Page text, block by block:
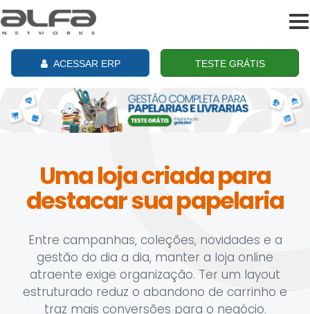
ACESSAR ERP TESTE GRÁTIS
Uma loja criada para
destacar sua papelaria
Entre campanhas, coleções, novidades e a
gestão do dia a dia, manter a loja online
atraente exige organização. Ter um layout
estruturado reduz o abandono de carrinho e
traz mais conversões para o negócio.